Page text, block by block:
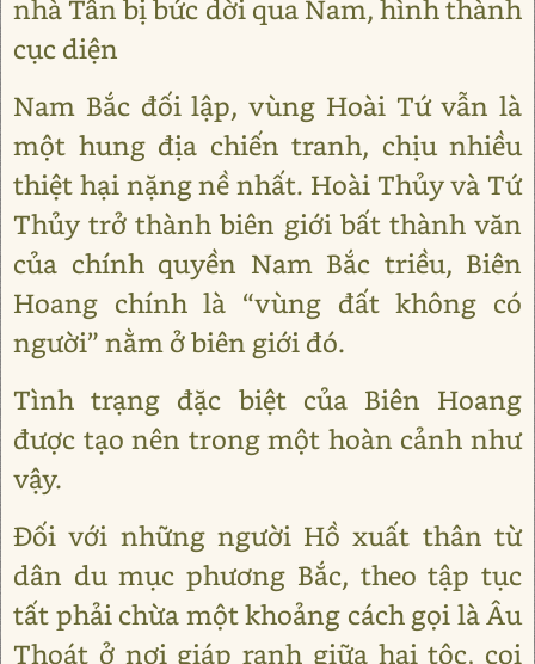
nhà Tấn bị bức dời qua Nam, hình thành
cục diện
Nam Bắc đối lập, vùng Hoài Tứ vẫn là
một hung địa chiến tranh, chịu nhiều
thiệt hại nặng nề nhất. Hoài Thủy và Tứ
Thủy trở thành biên giới bất thành văn
của chính quyền Nam Bắc triều, Biên
Hoang chính là “vùng đất không có
người” nằm ở biên giới đó.
Tình trạng đặc biệt của Biên Hoang
được tạo nên trong một hoàn cảnh như
vậy.
Đối với những người Hồ xuất thân từ
dân du mục phương Bắc, theo tập tục
tất phải chừa một khoảng cách gọi là Âu
Thoát ở nơi giáp ranh giữa hai tộc, coi